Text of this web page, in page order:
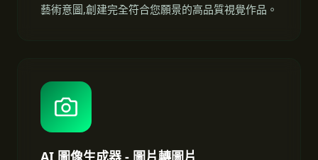
藝術意圖,創建完全符合您願景的高品質視覺作品。
AI 圖像生成器 - 圖片轉圖片